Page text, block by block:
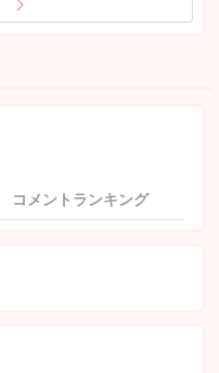
コメントランキング